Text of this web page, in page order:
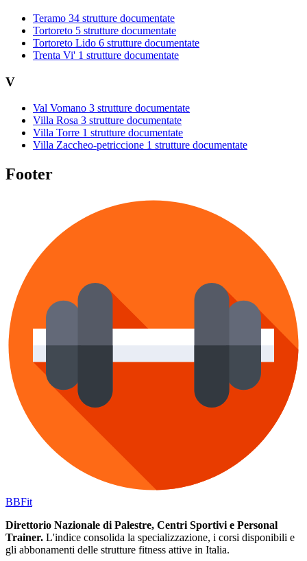
Teramo 34 strutture documentate
Tortoreto 5 strutture documentate
Tortoreto Lido 6 strutture documentate
Trenta Vi' 1 strutture documentate
V
Val Vomano 3 strutture documentate
Villa Rosa 3 strutture documentate
Villa Torre 1 strutture documentate
Villa Zaccheo-petriccione 1 strutture documentate
Footer
BBFit
Direttorio Nazionale di Palestre, Centri Sportivi e Personal
Trainer. L'indice consolida la specializzazione, i corsi disponibili e
gli abbonamenti delle strutture fitness attive in Italia.